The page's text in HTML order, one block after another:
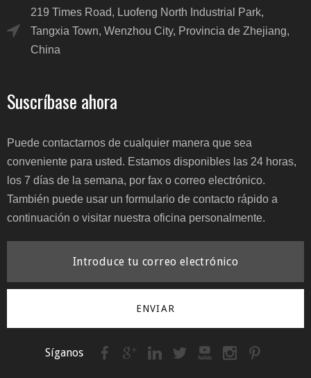
219 Times Road, Luofeng North Industrial Park,
Tangxia Town, Wenzhou City, Provincia de Zhejiang,
China
Suscríbase ahora
Puede contactarnos de cualquier manera que sea
conveniente para usted. Estamos disponibles las 24 horas,
los 7 días de la semana, por fax o correo electrónico.
También puede usar un formulario de contacto rápido a
continuación o visitar nuestra oficina personalmente.
ENVIAR
Síganos